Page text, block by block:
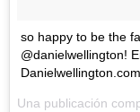
so happy to be the
@danielwellington!
Una publicación